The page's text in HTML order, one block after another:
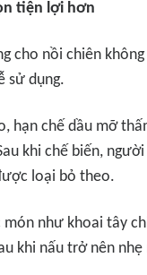
tiện lợi hơn
cho nồi chiên
sử dụng.
hạn chế dầu mỡ
khi chế biến,
loại bỏ theo.
như khoai tây
khi nấu trở nên